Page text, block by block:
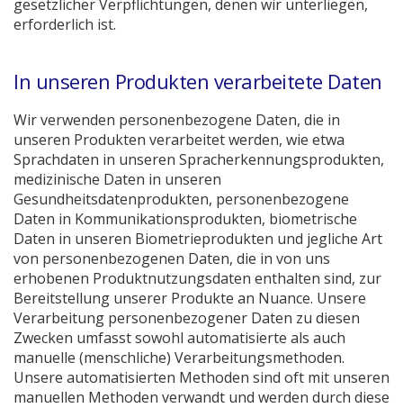
gesetzlicher Verpflichtungen, denen wir unterliegen,
erforderlich ist.
In unseren Produkten verarbeitete Daten
Wir verwenden personenbezogene Daten, die in
unseren Produkten verarbeitet werden, wie etwa
Sprachdaten in unseren Spracherkennungsprodukten,
medizinische Daten in unseren
Gesundheitsdatenprodukten, personenbezogene
Daten in Kommunikationsprodukten, biometrische
Daten in unseren Biometrieprodukten und jegliche Art
von personenbezogenen Daten, die in von uns
erhobenen Produktnutzungsdaten enthalten sind, zur
Bereitstellung unserer Produkte an Nuance. Unsere
Verarbeitung personenbezogener Daten zu diesen
Zwecken umfasst sowohl automatisierte als auch
manuelle (menschliche) Verarbeitungsmethoden.
Unsere automatisierten Methoden sind oft mit unseren
manuellen Methoden verwandt und werden durch diese